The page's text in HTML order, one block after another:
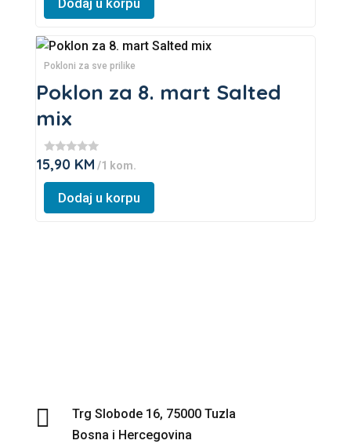
be
chosen
on
product
page
Pokloni za sve prilike
Poklon za 8. mart Salted
mix
★
★
★
15,90 KM /1 kom.
This
product
has
variants.
The
options
may
be
Dodaj u korpu

Trg Slobode 16, 75000 Tuzla
Bosna i Hercegovina